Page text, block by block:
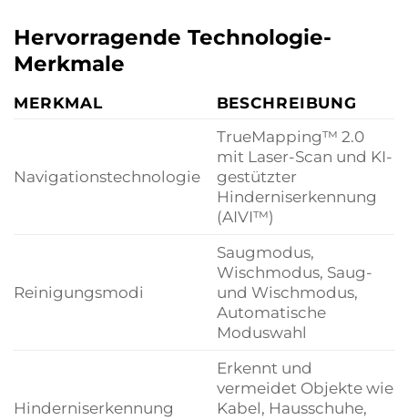
Hervorragende Technologie-
Merkmale
MERKMAL BESCHREIBUNG
Navigationstechnologie
TrueMapping™ 2.0
mit Laser-Scan und KI-
gestützter
Hinderniserkennung
(AIVI™)
Reinigungsmodi
Saugmodus,
Wischmodus, Saug-
und Wischmodus,
Automatische
Moduswahl
Hinderniserkennung
Erkennt und
vermeidet Objekte wie
Kabel, Hausschuhe,